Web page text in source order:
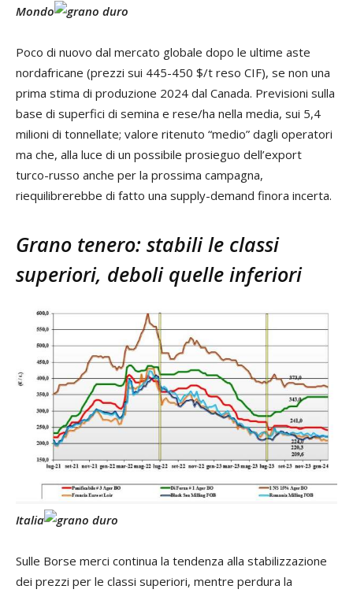
Mondo
Poco di nuovo dal mercato globale dopo le ultime aste
nordafricane (prezzi sui 445-450 $/t reso CIF), se non una
prima stima di produzione 2024 dal Canada. Previsioni sulla
base di superfici di semina e rese/ha nella media, sui 5,4
milioni di tonnellate; valore ritenuto “medio” dagli operatori
ma che, alla luce di un possibile prosieguo dell’export
turco-russo anche per la prossima campagna,
riequilibrerebbe di fatto una supply-demand finora incerta.
Grano tenero: stabili le classi
superiori, deboli quelle inferiori
Italia
Sulle Borse merci continua la tendenza alla stabilizzazione
dei prezzi per le classi superiori, mentre perdura la